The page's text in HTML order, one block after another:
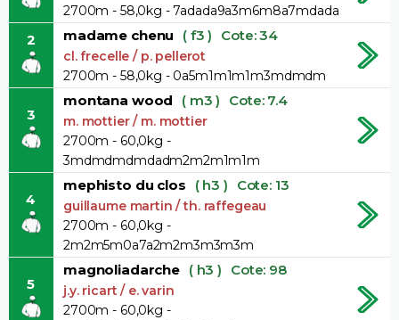
2700m - 58,0kg - 7adada9a3m6m8a7mdada
2 madame chenu ( f3 ) Cote: 34
cl. frecelle / p. pellerot
2700m - 58,0kg - 0a5m1m1m1m3mdmdm
3
montana wood ( m3 ) Cote: 7.4
m. mottier / m. mottier
2700m - 60,0kg -
3mdmdmdmdadm2m2m1m1m
4
mephisto du clos ( h3 ) Cote: 13
guillaume martin / th. raffegeau
2700m - 60,0kg -
2m2m5m0a7a2m2m3m3m3m
5
magnoliadarche ( h3 ) Cote: 98
j.y. ricart / e. varin
2700m - 60,0kg -